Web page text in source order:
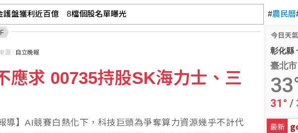
護盤獲利近百億 8檔個股名單曝光
漲 華為余承東：所有手機可能大規模漲價
震盪 股王股后撐盤盤中再現「雙萬金」
#農民曆
今日天氣
彰化縣
臺北市
31° /
最新
源 : 自立晚報
應求 00735持股SK海力士、三
導】AI競賽白熱化下，科技巨頭為爭奪算力資源幾乎不計代